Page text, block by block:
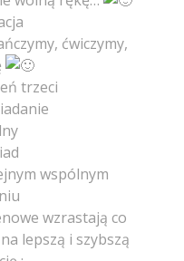
ćwiczymy,
trzeci
wspólnym
wzrastają co
lepszą i szybszą